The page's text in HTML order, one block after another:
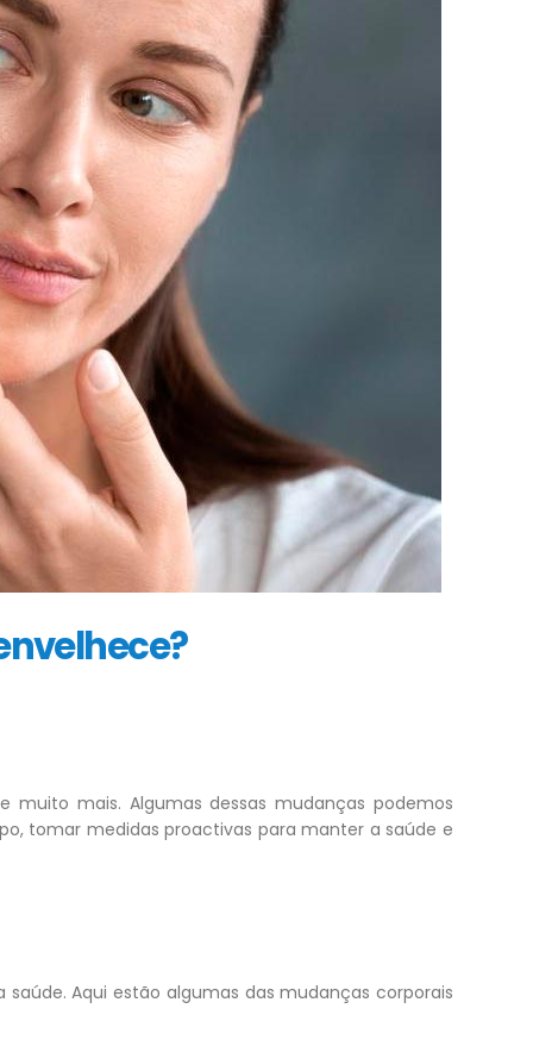
mais. Algumas dessas mudanças podemos
tomar medidas proactivas para manter a saúde e
Aqui estão algumas das mudanças corporais